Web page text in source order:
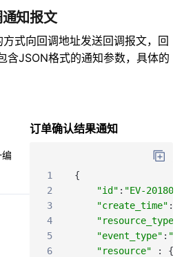
知报文
式向回调地址发送回调报文，回
含JSON格式的通知参数，具体的
订单确认结果通知
1
{
2
"id" : "EV-
3
"create_time" :
4
"resource_type"
5
"event_type" :
6
"resource" :
{